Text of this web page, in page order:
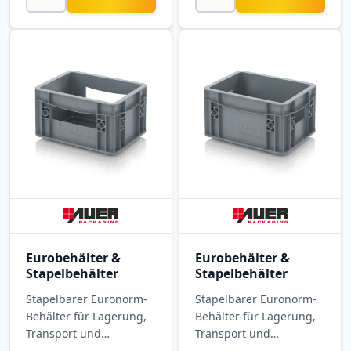
Eurobehälter &
Stapelbehälter
Stapelbarer Euronorm-
Behälter für Lagerung,
Transport und
Eurobehälter &
Stapelbehälter
Stapelbarer Euronorm-
Behälter für Lagerung,
Transport und